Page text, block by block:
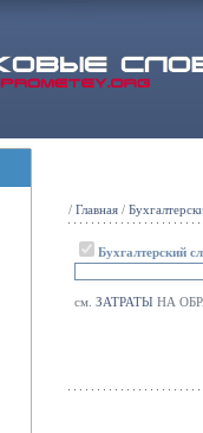
/ Главная /
Бухгалтерский
см. ЗАТРАТЫ НА